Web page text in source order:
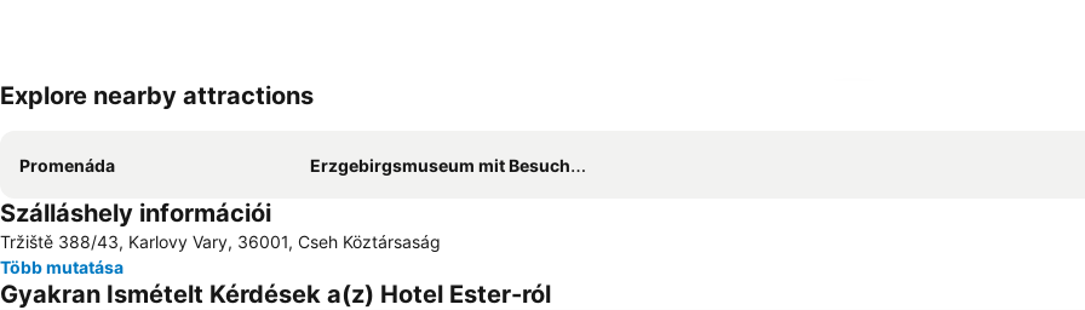
Explore nearby attractions
Promenáda Erzgebirgsmuseum mit Besucherbergwerk Im Gößner
Szálláshely információi
Tržiště 388/43, Karlovy Vary, 36001, Cseh Köztársaság
Több mutatása
Gyakran Ismételt Kérdések a(z) Hotel Ester-ról